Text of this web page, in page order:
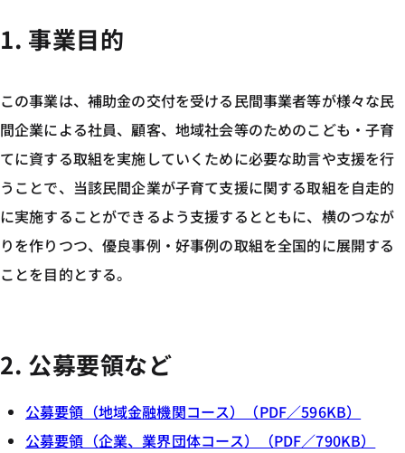
1. 事業目的
この事業は、補助金の交付を受ける民間事業者等が様々な民
間企業による社員、顧客、地域社会等のためのこども・子育
てに資する取組を実施していくために必要な助言や支援を行
うことで、当該民間企業が子育て支援に関する取組を自走的
に実施することができるよう支援するとともに、横のつなが
りを作りつつ、優良事例・好事例の取組を全国的に展開する
ことを目的とする。
2. 公募要領など
公募要領（地域金融機関コース）（PDF／596KB）
公募要領（企業、業界団体コース）（PDF／790KB）